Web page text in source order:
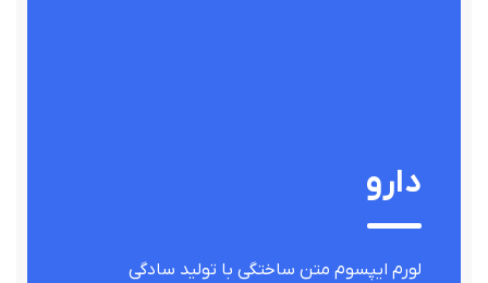
دارو
لورم ایپسوم متن ساختگی با تولید سادگی